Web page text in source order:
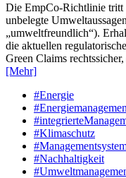
Die EmpCo-Richtlinie tritt
unbelegte
„umweltfreundlich“).
die aktuellen
Green Claims
[Mehr]
#Energie
#Klimaschutz
#Nachhaltigkeit